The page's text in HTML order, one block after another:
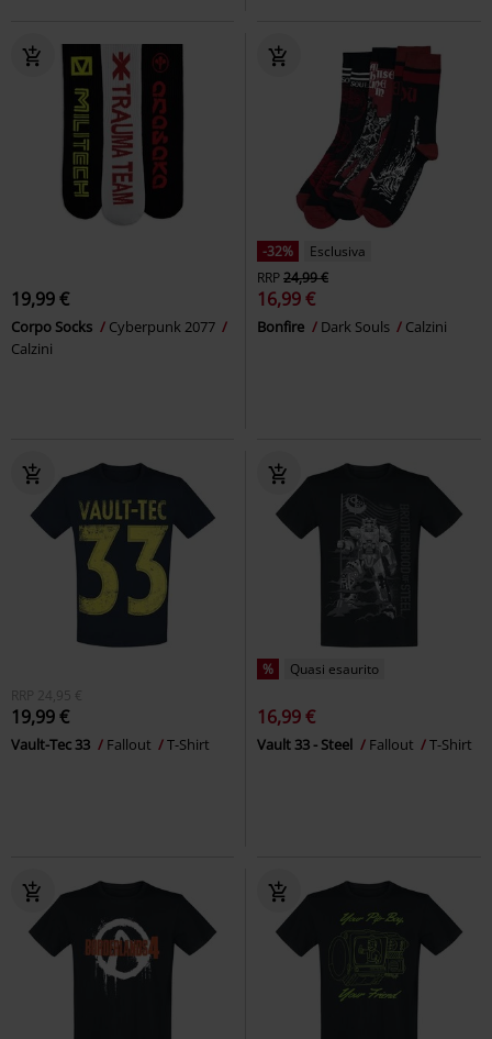
19,99 €
Corpo Socks
Cyberpunk 2077
Calzini
-32%
Esclusiva
RRP24,99 €
16,99 €
Bonfire Dark Souls Calzini
RRP 24,95 €
19,99 €
Vault-Tec 33 Fallout T-Shirt
% Quasi esaurito
16,99 €
Vault 33 - Steel Fallout T-Shirt